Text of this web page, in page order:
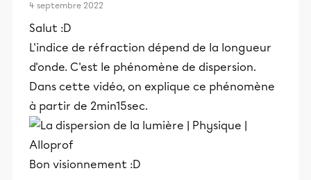
4 septembre 2022
Salut :D
L'indice de réfraction dépend de la longueur
d'onde. C'est le phénomène de dispersion.
Dans cette vidéo, on explique ce phénomène
à partir de 2min15sec.
Bon visionnement :D